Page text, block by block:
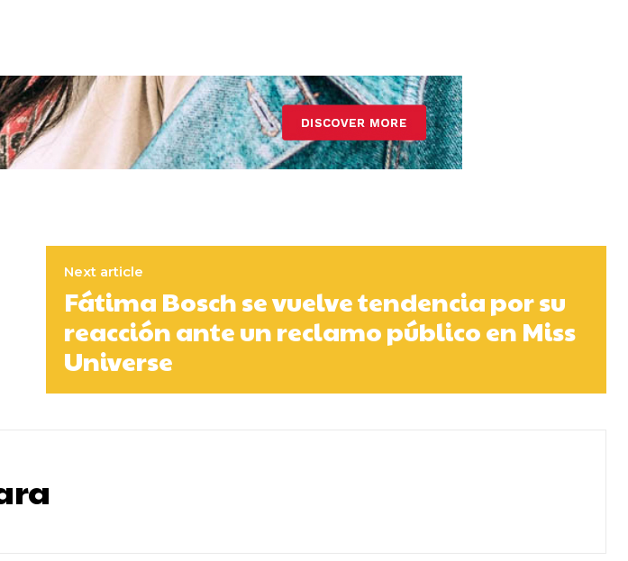
Next article
Fátima Bosch se vuelve tendencia por su
reacción ante un reclamo público en Miss
Universe